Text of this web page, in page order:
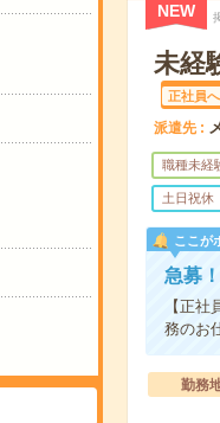
NEW
未経
正社員
派遣先
職種未経
土日祝休
ここが
急募
【正
務のお
勤務